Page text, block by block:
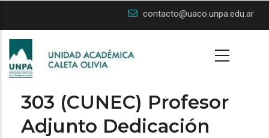
main
content
contacto@uaco.unpa.edu.ar
303 (CUNEC) Profesor
Adjunto Dedicación